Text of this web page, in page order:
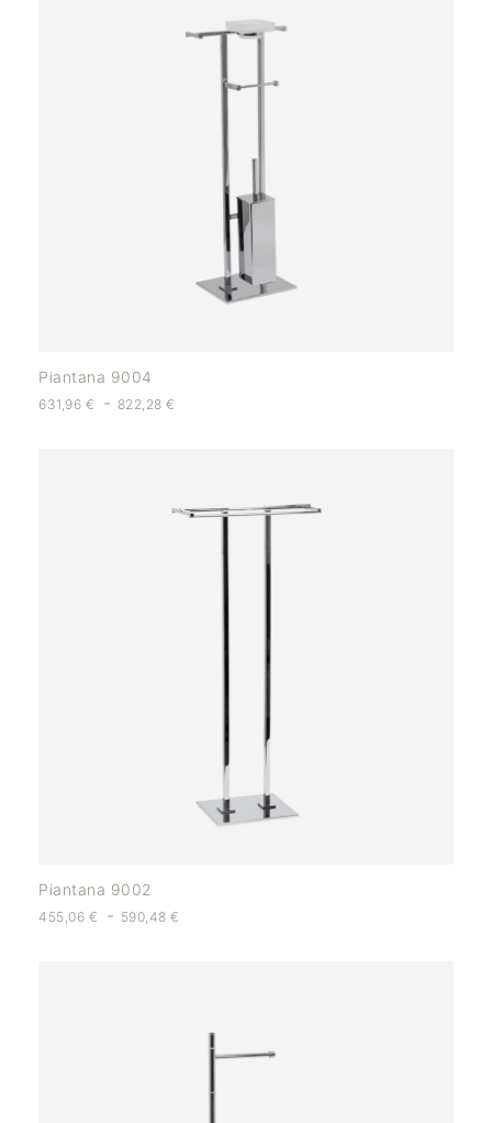
Piantana 9004
631,96 € - 822,28€
Piantana 9002
455,06 € - 590,48€